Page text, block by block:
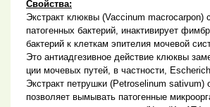
Свойства:
Экстракт клюквы (Vaccinum macrocarpon)
патогенных бактерий, инактивирует
бактерий к клеткам эпителия мочевой
Это антиадгезивное действие клюквы
ции мочевых путей, в частности,
Экстракт петрушки (Petroselinum
позволяет вымывать патогенные